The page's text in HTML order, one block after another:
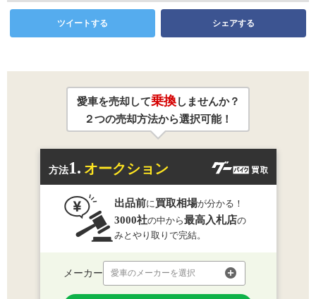
ツイートする シェアする
愛車を売却して乗換しませんか？
２つの売却方法から選択可能！
方法1. オークション
出品前に買取相場が分かる！
3000社の中から最高入札店の
みとやり取りで完結。
メーカー 愛車のメーカーを選択